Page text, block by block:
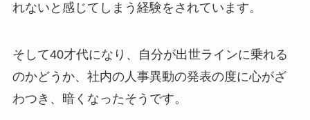
れないと感じてしまう経験をされています。
そして40才代になり、自分が出世ラインに乗れる
のかどうか、社内の人事異動の発表の度に心がざ
わつき、暗くなったそうです。